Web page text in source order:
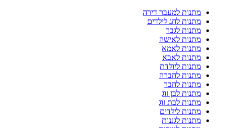
מתנות למעבר דירה
מתנות לחג לילדים
מתנות לגבר
מתנות לאישה
מתנות לאמא
מתנות לאבא
מתנות ליולדת
מתנות לחברה
מתנות לחבר
מתנות לבן זוג
מתנות לבת זוג
מתנות לילדים
מתנות לגננות